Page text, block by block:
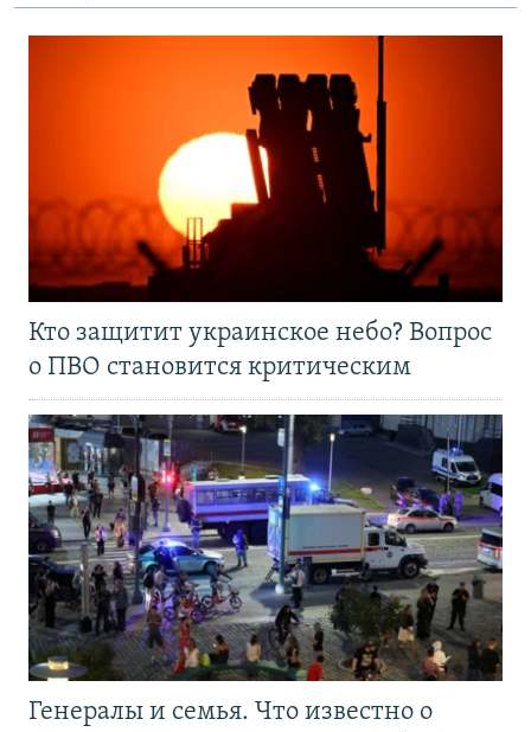
Кто защитит украинское небо? Вопрос
о ПВО становится критическим
Генералы и семья. Что известно о